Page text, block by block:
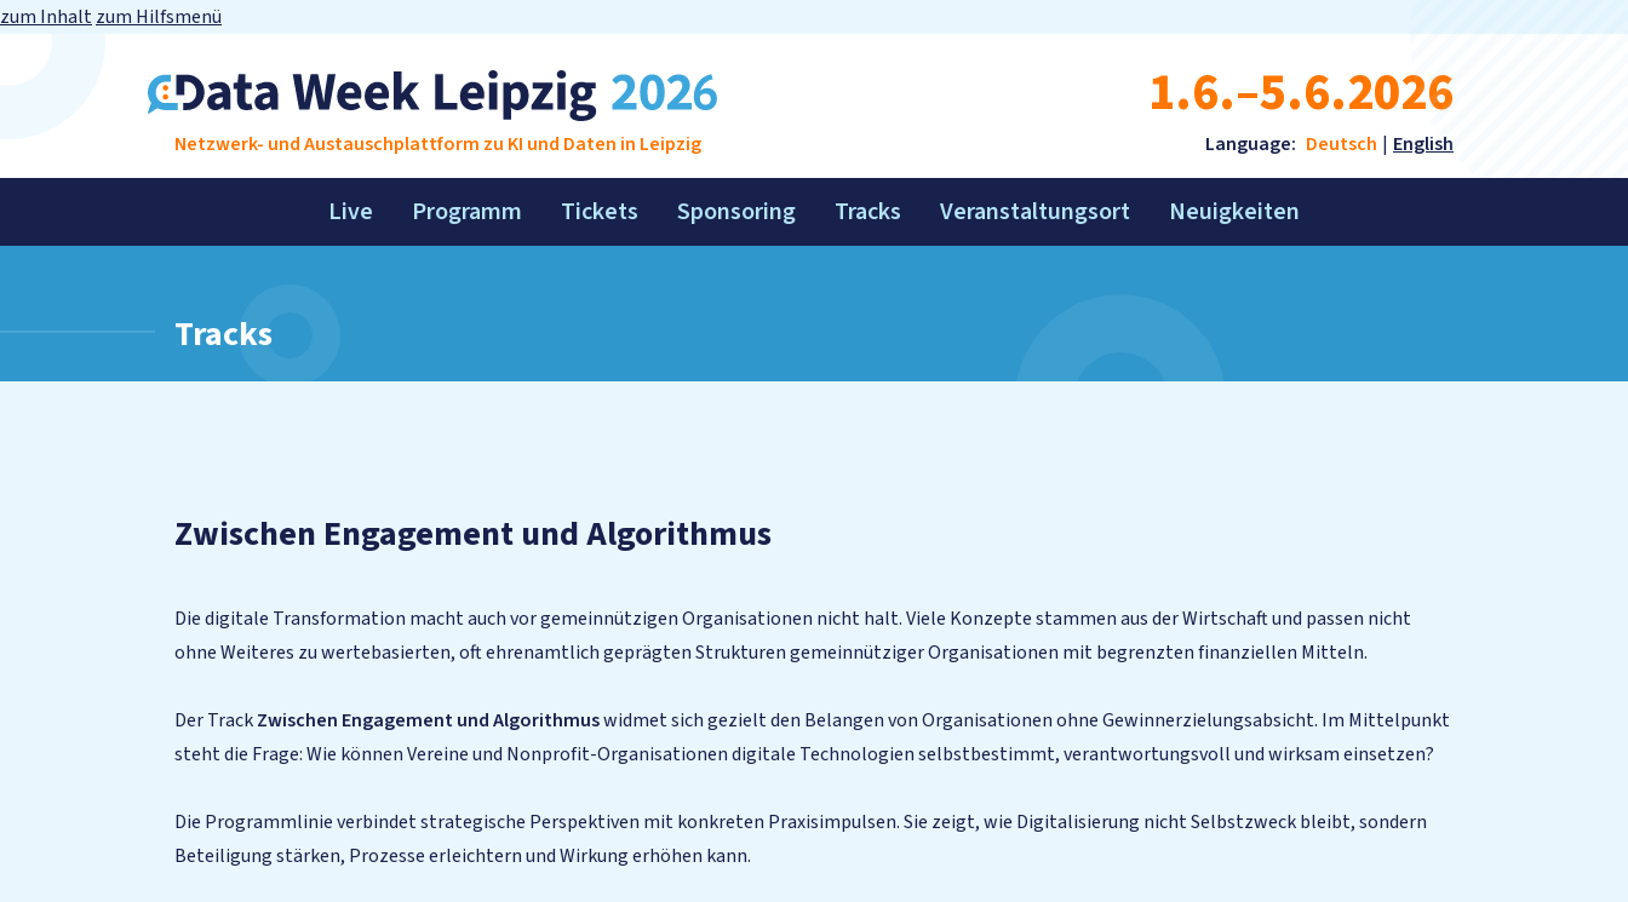
zum Inhaltzum Hilfsmenü
1.6.–5.6.2026
Netzwerk- und Austauschplattform zu KI und Daten in Leipzig Language: Deutsch English
Live Programm Tickets Sponsoring Tracks Veranstaltungsort Neuigkeiten
Tracks
Zwischen Engagement und Algorithmus
Die digitale Transformation macht auch vor gemeinnützigen Organisationen nicht halt. Viele Konzepte stammen aus der Wirtschaft und passen nicht
ohne Weiteres zu wertebasierten, oft ehrenamtlich geprägten Strukturen gemeinnütziger Organisationen mit begrenzten finanziellen Mitteln.
Der TrackZwischen Engagement und Algorithmuswidmet sich gezielt den Belangen von Organisationen ohne Gewinnerzielungsabsicht. Im Mittelpunkt
steht die Frage: Wie können Vereine und Nonprofit-Organisationen digitale Technologien selbstbestimmt, verantwortungsvoll und wirksam einsetzen?
Die Programmlinie verbindet strategische Perspektiven mit konkreten Praxisimpulsen. Sie zeigt, wie Digitalisierung nicht Selbstzweck bleibt, sondern
Beteiligung stärken, Prozesse erleichtern und Wirkung erhöhen kann.